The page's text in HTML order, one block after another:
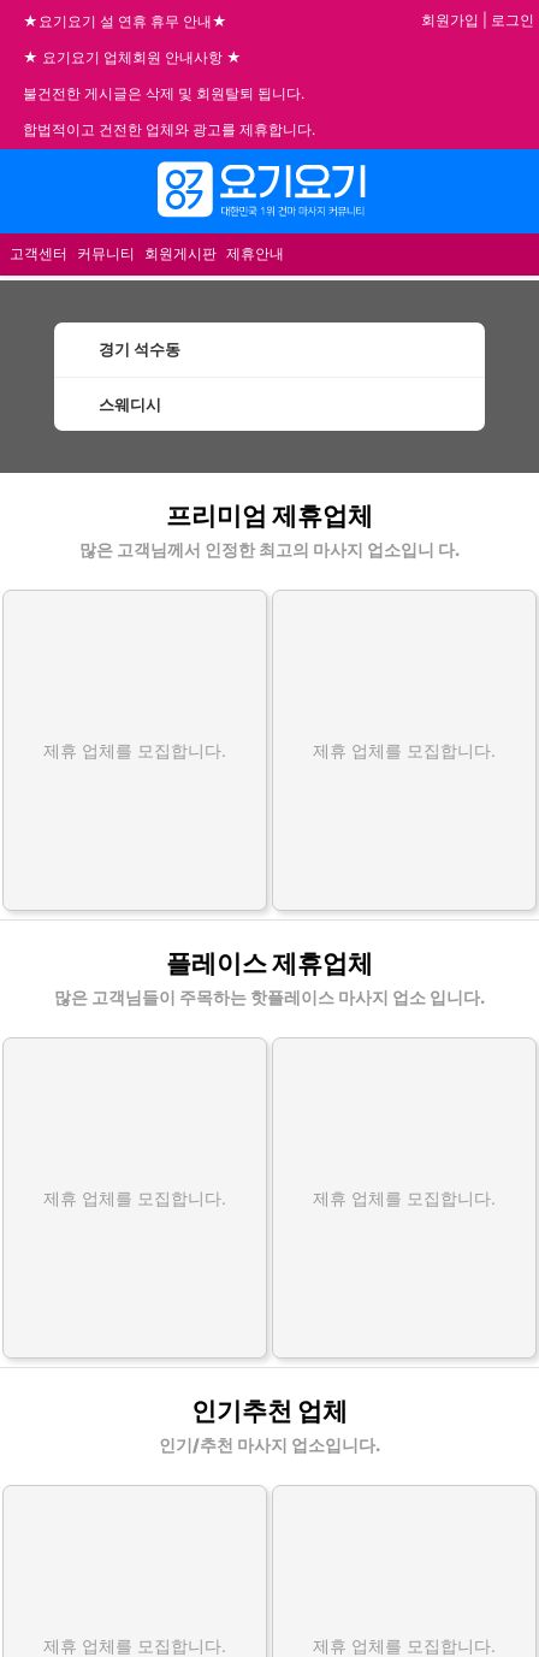
★요기요기 설 연휴 휴무 안내★
★ 요기요기 업체회원 안내사항 ★
불건전한 게시글은 삭제 및 회원탈퇴 됩니다.
합법적이고 건전한 업체와 광고를 제휴합니다.
회원가입 로그인
고객센터 커뮤니티 회원게시판 제휴안내
경기 석수동
스웨디시
프리미엄 제휴업체
많은 고객님께서 인정한 최고의 마사지 업소입니 다.
제휴 업체를 모집합니다. 제휴 업체를 모집합니다.
플레이스 제휴업체
많은 고객님들이 주목하는 핫플레이스 마사지 업소 입니다.
제휴 업체를 모집합니다. 제휴 업체를 모집합니다.
인기추천 업체
인기/추천 마사지 업소입니다.
제휴 업체를 모집합니다. 제휴 업체를 모집합니다.